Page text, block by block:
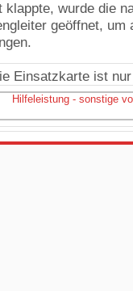
klappte, wurde die
geöffnet,
Einsatzkarte ist